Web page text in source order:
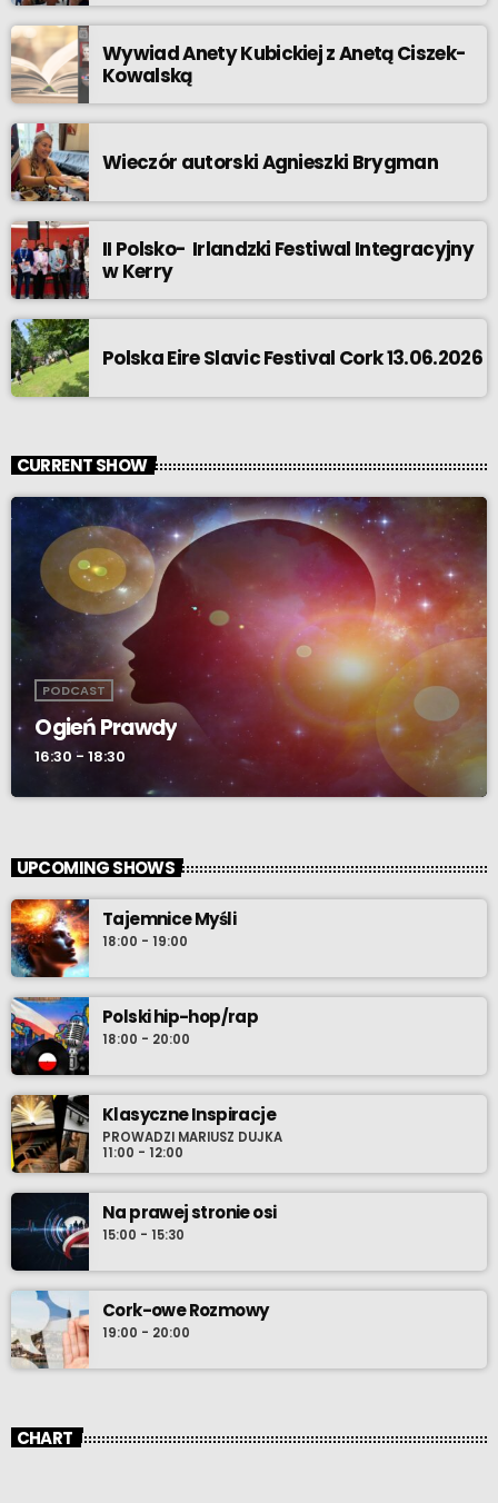
Wywiad Anety Kubickiej z Anetą Ciszek-
Kowalską
Wieczór autorski Agnieszki Brygman
II Polsko- Irlandzki Festiwal Integracyjny
w Kerry
Polska Eire Slavic Festival Cork 13.06.2026
CURRENT SHOW
PODCAST
Ogień Prawdy
16:30 - 18:30
UPCOMING SHOWS
Tajemnice Myśli
18:00 - 19:00
Polski hip-hop/rap
18:00 - 20:00
Klasyczne Inspiracje
PROWADZI MARIUSZ DUJKA
11:00 - 12:00
Na prawej stronie osi
15:00 - 15:30
Cork-owe Rozmowy
19:00 - 20:00
CHART